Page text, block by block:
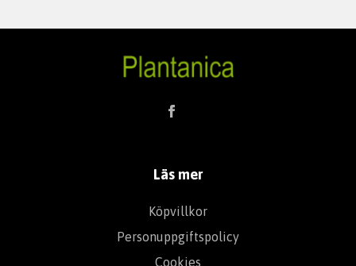
Läs mer
Köpvillkor
Personuppgiftspolicy
Cookies